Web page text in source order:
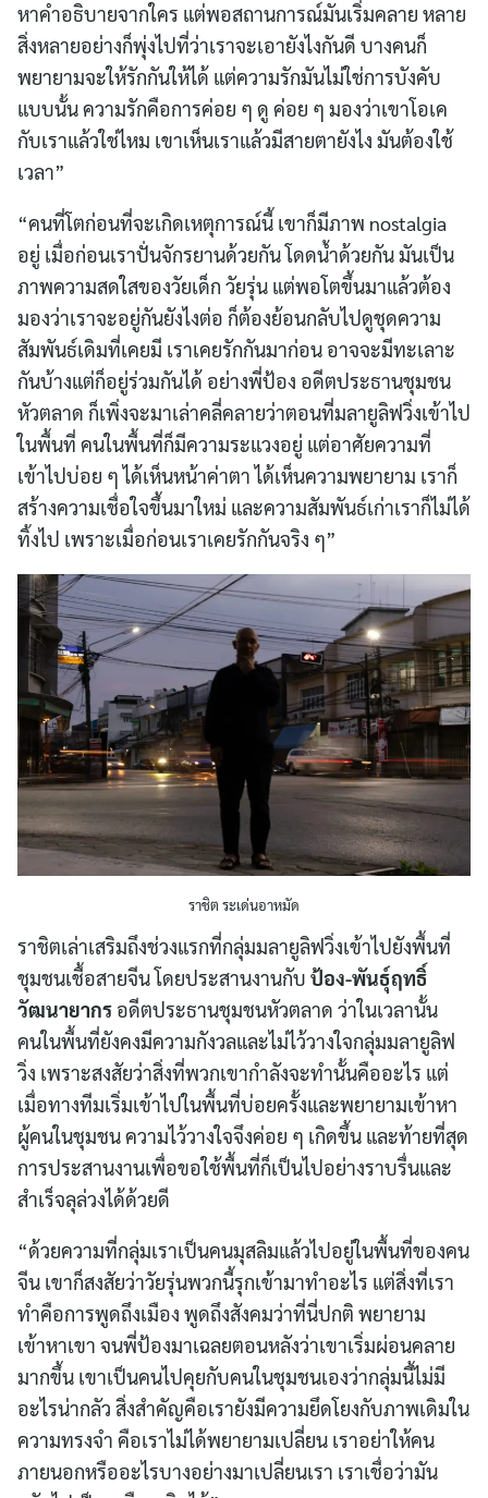
หาคำอธิบายจากใคร แต่พอสถานการณ์มันเริ่มคลาย หลาย
สิ่งหลายอย่างก็พุ่งไปที่ว่าเราจะเอายังไงกันดี บางคนก็
พยายามจะให้รักกันให้ได้ แต่ความรักมันไม่ใช่การบังคับ
แบบนั้น ความรักคือการค่อย ๆ ดู ค่อย ๆ มองว่าเขาโอเค
กับเราแล้วใช่ไหม เขาเห็นเราแล้วมีสายตายังไง มันต้องใช้
เวลา”
“คนที่โตก่อนที่จะเกิดเหตุการณ์นี้ เขาก็มีภาพ nostalgia
อยู่ เมื่อก่อนเราปั่นจักรยานด้วยกัน โดดน้ำด้วยกัน มันเป็น
ภาพความสดใสของวัยเด็ก วัยรุ่น แต่พอโตขึ้นมาแล้วต้อง
มองว่าเราจะอยู่กันยังไงต่อ ก็ต้องย้อนกลับไปดูชุดความ
สัมพันธ์เดิมที่เคยมี เราเคยรักกันมาก่อน อาจจะมีทะเลาะ
กันบ้างแต่ก็อยู่ร่วมกันได้ อย่างพี่ป้อง อดีตประธานชุมชน
หัวตลาด ก็เพิ่งจะมาเล่าคลี่คลายว่าตอนที่มลายูลิฟวิ่งเข้าไป
ในพื้นที่ คนในพื้นที่ก็มีความระแวงอยู่ แต่อาศัยความที่
เข้าไปบ่อย ๆ ได้เห็นหน้าค่าตา ได้เห็นความพยายาม เราก็
สร้างความเชื่อใจขึ้นมาใหม่ และความสัมพันธ์เก่าเราก็ไม่ได้
ทิ้งไป เพราะเมื่อก่อนเราเคยรักกันจริง ๆ”
ราชิต ระเด่นอาหมัด
ราชิตเล่าเสริมถึงช่วงแรกที่กลุ่มมลายูลิฟวิ่งเข้าไปยังพื้นที่
ชุมชนเชื้อสายจีน โดยประสานงานกับ ป้อง-พันธุ์ฤทธิ์
วัฒนายากร อดีตประธานชุมชนหัวตลาด ว่าในเวลานั้น
คนในพื้นที่ยังคงมีความกังวลและไม่ไว้วางใจกลุ่มมลายูลิฟ
วิ่ง เพราะสงสัยว่าสิ่งที่พวกเขากำลังจะทำนั้นคืออะไร แต่
เมื่อทางทีมเริ่มเข้าไปในพื้นที่บ่อยครั้งและพยายามเข้าหา
ผู้คนในชุมชน ความไว้วางใจจึงค่อย ๆ เกิดขึ้น และท้ายที่สุด
การประสานงานเพื่อขอใช้พื้นที่ก็เป็นไปอย่างราบรื่นและ
สำเร็จลุล่วงได้ด้วยดี
“ด้วยความที่กลุ่มเราเป็นคนมุสลิมแล้วไปอยู่ในพื้นที่ของคน
จีน เขาก็สงสัยว่าวัยรุ่นพวกนี้รุกเข้ามาทำอะไร แต่สิ่งที่เรา
ทำคือการพูดถึงเมือง พูดถึงสังคมว่าที่นี่ปกติ พยายาม
เข้าหาเขา จนพี่ป้องมาเฉลยตอนหลังว่าเขาเริ่มผ่อนคลาย
มากขึ้น เขาเป็นคนไปคุยกับคนในชุมชนเองว่ากลุ่มนี้ไม่มี
อะไรน่ากลัว สิ่งสำคัญคือเรายังมีความยึดโยงกับภาพเดิมใน
ความทรงจำ คือเราไม่ได้พยายามเปลี่ยน เราอย่าให้คน
ภายนอกหรืออะไรบางอย่างมาเปลี่ยนเรา เราเชื่อว่ามัน